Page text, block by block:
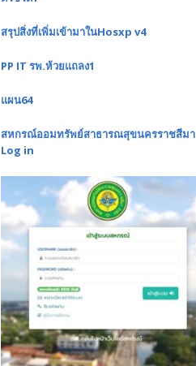
สรุปสิ่งที่เพิ่มเข้ามาในHosxp v4
PP IT รพ.ห้วยแถลง1
แผน64
สหกรณ์ออมทรัพย์สาธารณสุขนครราชสีมา
Log in